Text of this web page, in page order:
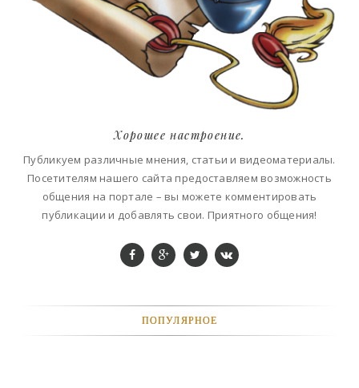
Хорошее настроение.
Публикуем различные мнения, статьи и видеоматериалы.
Посетителям нашего сайта предоставляем возможность
общения на портале – вы можете комментировать
публикации и добавлять свои. Приятного общения!
ПОПУЛЯРНОЕ